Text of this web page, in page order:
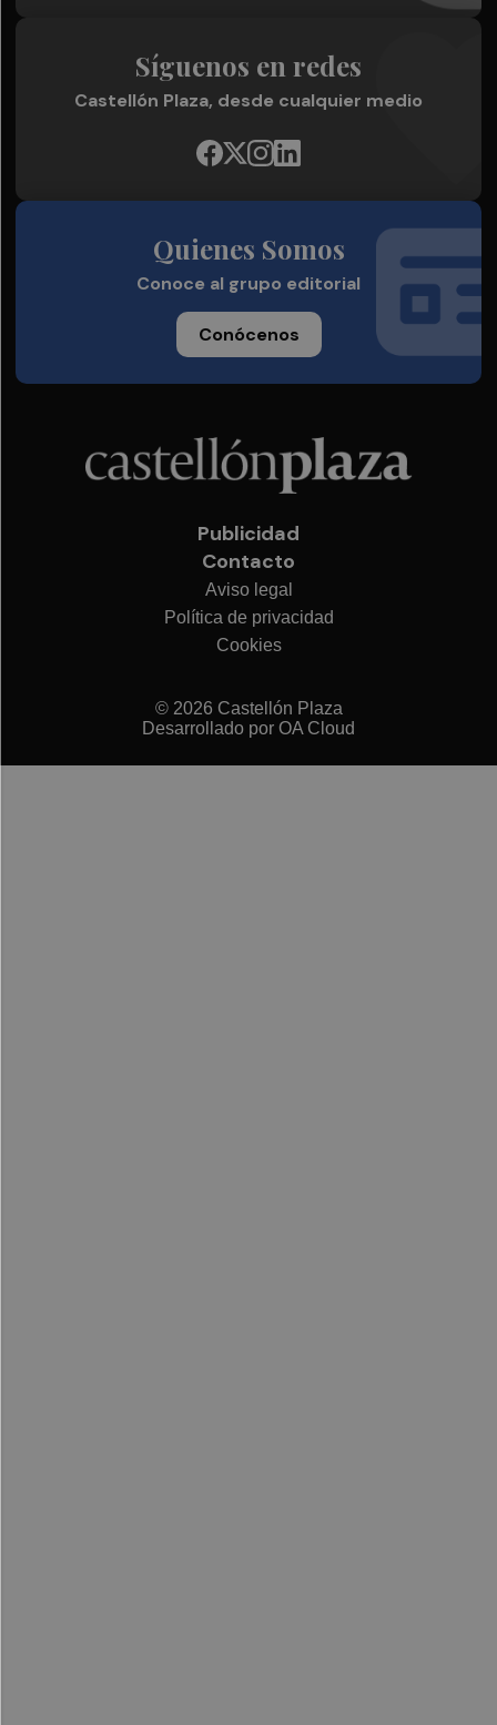
Síguenos en redes
Castellón Plaza, desde cualquier medio
Quienes Somos
Conoce al grupo editorial
Conócenos
Publicidad
Contacto
Aviso legal
Política de privacidad
Cookies
© 2026 Castellón Plaza
Desarrollado por OA Cloud